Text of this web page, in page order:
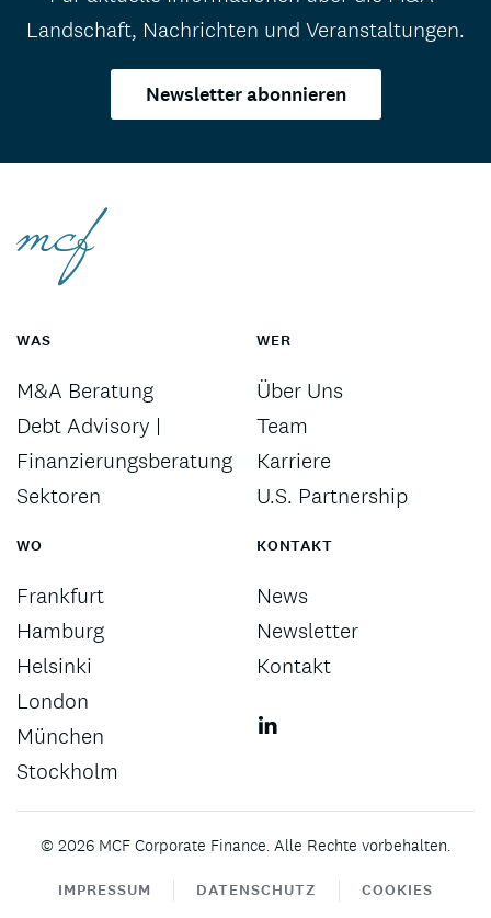
Landschaft, Nachrichten und Veranstaltungen.
Newsletter abonnieren
WAS
M&A Beratung
Debt Advisory |
Finanzierungsberatung
Sektoren
WER
Über Uns
Team
Karriere
U.S. Partnership
WO
Frankfurt
Hamburg
Helsinki
London
München
Stockholm
KONTAKT
News
Newsletter
Kontakt
© 2026 MCF Corporate Finance. Alle Rechte vorbehalten.
IMPRESSUM DATENSCHUTZ COOKIES